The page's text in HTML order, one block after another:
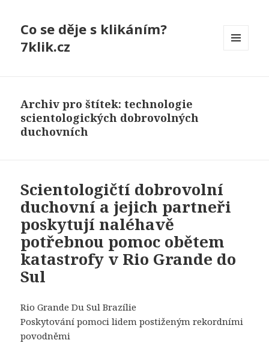
Co se děje s klikáním?
7klik.cz
Archiv pro štítek: technologie
scientologických dobrovolných
duchovních
Scientologičtí dobrovolní
duchovní a jejich partneři
poskytují naléhavě
potřebnou pomoc obětem
katastrofy v Rio Grande do
Sul
Rio Grande Du Sul Brazílie
Poskytování pomoci lidem postiženým rekordními
povodněmi